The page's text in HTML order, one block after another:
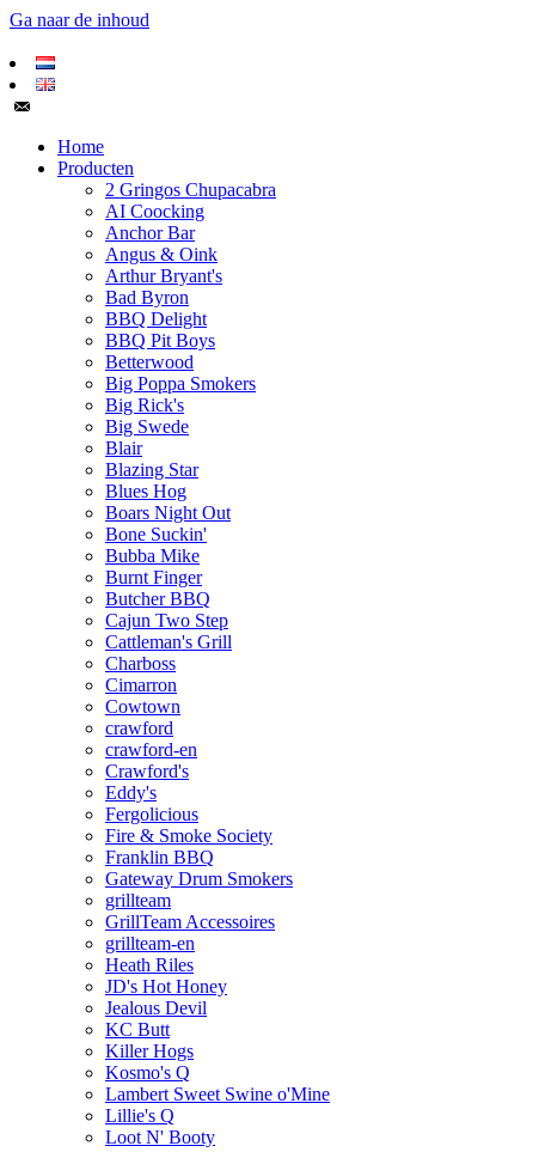
Ga naar de inhoud
Home
Producten
2 Gringos Chupacabra
AI Coocking
Anchor Bar
Angus & Oink
Arthur Bryant's
Bad Byron
BBQ Delight
BBQ Pit Boys
Betterwood
Big Poppa Smokers
Big Rick's
Big Swede
Blair
Blazing Star
Blues Hog
Boars Night Out
Bone Suckin'
Bubba Mike
Burnt Finger
Butcher BBQ
Cajun Two Step
Cattleman's Grill
Charboss
Cimarron
Cowtown
crawford
crawford-en
Crawford's
Eddy's
Fergolicious
Fire & Smoke Society
Franklin BBQ
Gateway Drum Smokers
grillteam
GrillTeam Accessoires
grillteam-en
Heath Riles
JD's Hot Honey
Jealous Devil
KC Butt
Killer Hogs
Kosmo's Q
Lambert Sweet Swine o'Mine
Lillie's Q
Loot N' Booty